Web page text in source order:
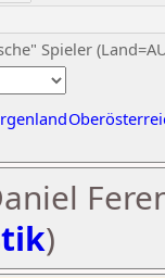
Spieler
)